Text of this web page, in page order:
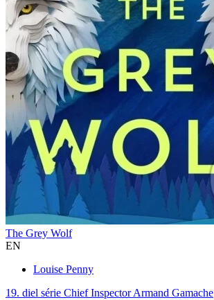
The Grey Wolf
EN
Louise Penny
19. diel série Chief Inspector Armand Gamache